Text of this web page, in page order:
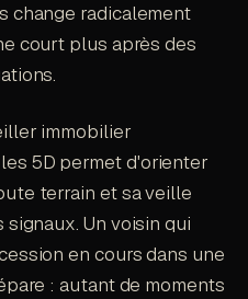
change radicalement
court plus après des
immobilier
5D permet d'orienter
terrain et sa veille
Un voisin qui
en cours dans une
: autant de moments